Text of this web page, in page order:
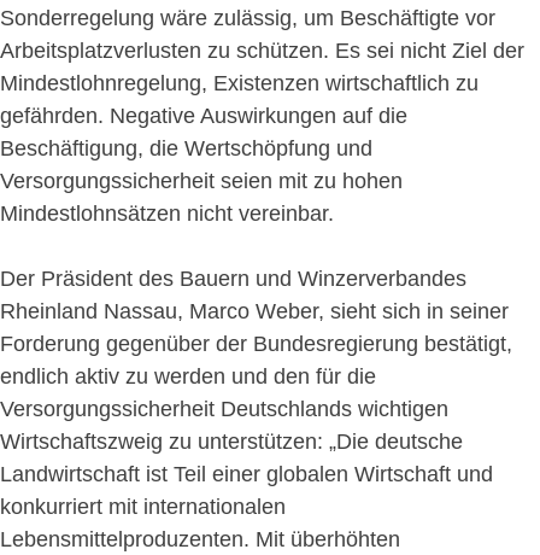
Sonderregelung wäre zulässig, um Beschäftigte vor
Arbeitsplatzverlusten zu schützen. Es sei nicht Ziel der
Mindestlohnregelung, Existenzen wirtschaftlich zu
gefährden. Negative Auswirkungen auf die
Beschäftigung, die Wertschöpfung und
Versorgungssicherheit seien mit zu hohen
Mindestlohnsätzen nicht vereinbar.
Der Präsident des Bauern und Winzerverbandes
Rheinland Nassau, Marco Weber, sieht sich in seiner
Forderung gegenüber der Bundesregierung bestätigt,
endlich aktiv zu werden und den für die
Versorgungssicherheit Deutschlands wichtigen
Wirtschaftszweig zu unterstützen: „Die deutsche
Landwirtschaft ist Teil einer globalen Wirtschaft und
konkurriert mit internationalen
Lebensmittelproduzenten. Mit überhöhten